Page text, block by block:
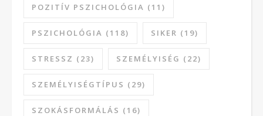
POZITÍV PSZICHOLÓGIA (11)
PSZICHOLÓGIA (118) SIKER (19)
STRESSZ (23) SZEMÉLYISÉG (22)
SZEMÉLYISÉGTÍPUS (29)
SZOKÁSFORMÁLÁS (16)